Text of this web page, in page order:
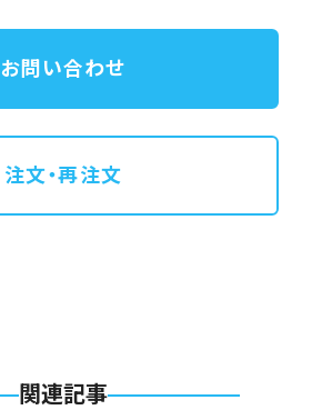
お問い合わせ
注文・再注文
関連記事